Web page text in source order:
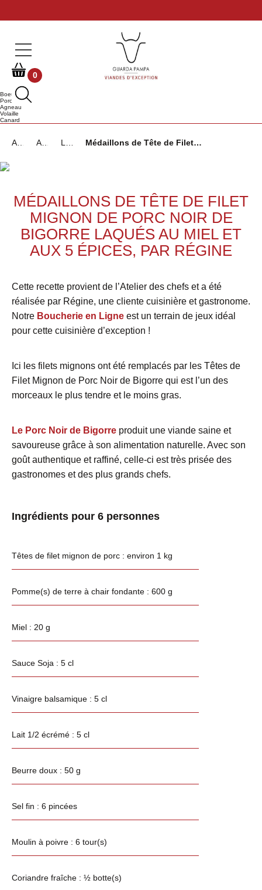
0
Boeuf
Porc
Agneau
Volaille
Canard
Médaillons de Tête de Filet Mignon de Porc Noir de Bigorre laqués au miel et aux 5 épices, par Régine
MÉDAILLONS DE TÊTE DE FILET
MIGNON DE PORC NOIR DE
BIGORRE LAQUÉS AU MIEL ET
AUX 5 ÉPICES, PAR RÉGINE
Cette recette provient de l’Atelier des chefs et a été
réalisée par Régine, une cliente cuisinière et gastronome.
Notre Boucherie en Ligne est un terrain de jeux idéal
pour cette cuisinière d’exception !
Ici les filets mignons ont été remplacés par les Têtes de
Filet Mignon de Porc Noir de Bigorre qui est l’un des
morceaux le plus tendre et le moins gras.
Le Porc Noir de Bigorre produit une viande saine et
savoureuse grâce à son alimentation naturelle. Avec son
goût authentique et raffiné, celle-ci est très prisée des
gastronomes et des plus grands chefs.
Ingrédients pour 6 personnes
Têtes de filet mignon de porc : environ 1 kg
Pomme(s) de terre à chair fondante : 600 g
Miel : 20 g
Sauce Soja : 5 cl
Vinaigre balsamique : 5 cl
Lait 1/2 écrémé : 5 cl
Beurre doux : 50 g
Sel fin : 6 pincées
Moulin à poivre : 6 tour(s)
Coriandre fraîche : ½ botte(s)